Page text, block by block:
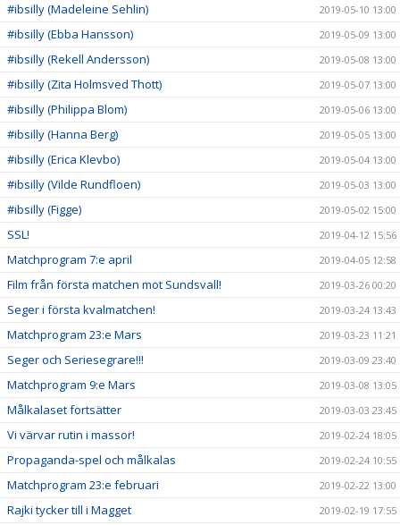
#ibsilly (Madeleine Sehlin) 2019-05-10 13:00
#ibsilly (Ebba Hansson) 2019-05-09 13:00
#ibsilly (Rekell Andersson) 2019-05-08 13:00
#ibsilly (Zita Holmsved Thott) 2019-05-07 13:00
#ibsilly (Philippa Blom) 2019-05-06 13:00
#ibsilly (Hanna Berg) 2019-05-05 13:00
#ibsilly (Erica Klevbo) 2019-05-04 13:00
#ibsilly (Vilde Rundfloen) 2019-05-03 13:00
#ibsilly (Figge) 2019-05-02 15:00
SSL! 2019-04-12 15:56
Matchprogram 7:e april 2019-04-05 12:58
Film från första matchen mot Sundsvall! 2019-03-26 00:20
Seger i första kvalmatchen! 2019-03-24 13:43
Matchprogram 23:e Mars 2019-03-23 11:21
Seger och Seriesegrare!!! 2019-03-09 23:40
Matchprogram 9:e Mars 2019-03-08 13:05
Målkalaset fortsätter 2019-03-03 23:45
Vi värvar rutin i massor! 2019-02-24 18:05
Propaganda-spel och målkalas 2019-02-24 10:55
Matchprogram 23:e februari 2019-02-22 13:00
Rajki tycker till i Magget 2019-02-19 17:55